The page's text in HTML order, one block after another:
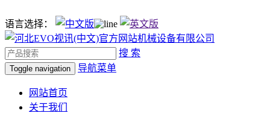
语言选择：
搜 索
Toggle navigation 导航菜单
网站首页
关于我们